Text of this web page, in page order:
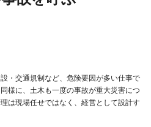
・交通規制など、危険要因が多い仕事で
様に、土木も一度の事故が重大災害につ
は現場任せではなく、経営として設計す